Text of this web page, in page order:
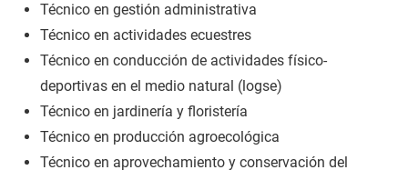
Técnico en gestión administrativa
Técnico en actividades ecuestres
Técnico en conducción de actividades físico-
deportivas en el medio natural (logse)
Técnico en jardinería y floristería
Técnico en producción agroecológica
Técnico en aprovechamiento y conservación del